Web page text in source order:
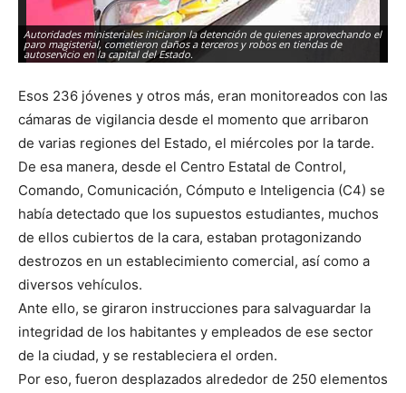
Autoridades ministeriales iniciaron la detención de quienes aprovechando el
paro magisterial, cometieron daños a terceros y robos en tiendas de
autoservicio en la capital del Estado.
Esos 236 jóvenes y otros más, eran monitoreados con las
cámaras de vigilancia desde el momento que arribaron
de varias regiones del Estado, el miércoles por la tarde.
De esa manera, desde el Centro Estatal de Control,
Comando, Comunicación, Cómputo e Inteligencia (C4) se
había detectado que los supuestos estudiantes, muchos
de ellos cubiertos de la cara, estaban protagonizando
destrozos en un establecimiento comercial, así como a
diversos vehículos.
Ante ello, se giraron instrucciones para salvaguardar la
integridad de los habitantes y empleados de ese sector
de la ciudad, y se restableciera el orden.
Por eso, fueron desplazados alrededor de 250 elementos